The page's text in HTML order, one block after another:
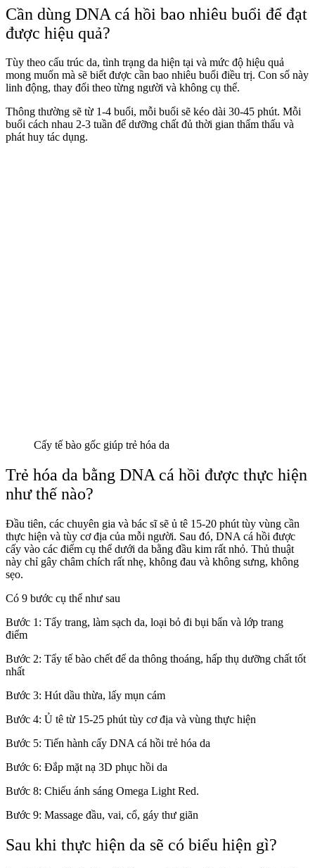
Cần dùng DNA cá hồi bao nhiêu buổi để đạt
được hiệu quả?
Tùy theo cấu trúc da, tình trạng da hiện tại và mức độ hiệu quả
mong muốn mà sẽ biết được cần bao nhiêu buổi điều trị. Con số này
linh động, thay đổi theo từng người và không cụ thể.
Thông thường sẽ từ 1-4 buổi, mỗi buổi sẽ kéo dài 30-45 phút. Mỗi
buổi cách nhau 2-3 tuần để dưỡng chất đủ thời gian thẩm thấu và
phát huy tác dụng.
Cấy tế bào gốc giúp trẻ hóa da
Trẻ hóa da bằng DNA cá hồi được thực hiện
như thế nào?
Đầu tiên, các chuyên gia và bác sĩ sẽ ủ tê 15-20 phút tùy vùng cần
thực hiện và tùy cơ địa của mỗi người. Sau đó, DNA cá hồi được
cấy vào các điểm cụ thể dưới da bằng đầu kim rất nhỏ. Thủ thuật
này chỉ gây châm chích rất nhẹ, không đau và không sưng, không
sẹo.
Có 9 bước cụ thể như sau
Bước 1: Tẩy trang, làm sạch da, loại bỏ đi bụi bẩn và lớp trang
điểm
Bước 2: Tẩy tế bào chết để da thông thoáng, hấp thụ dưỡng chất tốt
nhất
Bước 3: Hút dầu thừa, lấy mụn cám
Bước 4: Ủ tê từ 15-25 phút tùy cơ địa và vùng thực hiện
Bước 5: Tiến hành cấy DNA cá hồi trẻ hóa da
Bước 6: Đắp mặt nạ 3D phục hồi da
Bước 8: Chiếu ánh sáng Omega Light Red.
Bước 9: Massage đầu, vai, cổ, gáy thư giãn
Sau khi thực hiện da sẽ có biểu hiện gì?